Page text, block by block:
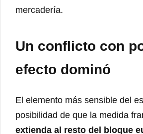
mercadería.
Un conflicto con
efecto dominó
El elemento más sensible del
posibilidad de que la medida
extienda al resto del bloque